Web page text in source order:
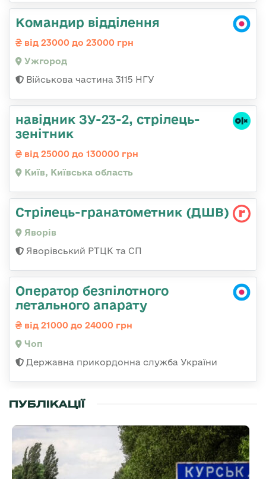
Командир відділення
від 23000 до 23000 грн
Ужгород
Військова частина 3115 НГУ
навідник ЗУ-23-2, стрілець-
зенітник
від 25000 до 130000 грн
Київ, Київська область
Стрілець-гранатометник (ДШВ)
Яворів
Яворівський РТЦК та СП
Оператор безпілотного
летального апарату
від 21000 до 24000 грн
Чоп
Державна прикордонна служба України
ПУБЛІКАЦІЇ